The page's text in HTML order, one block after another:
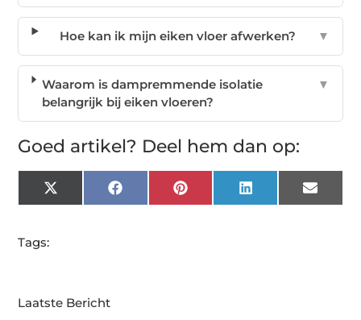
Hoe kan ik mijn eiken vloer afwerken? ▼
Waarom is dampremmende isolatie
belangrijk bij eiken vloeren?
▼
Goed artikel? Deel hem dan op:
X
(Twitter)
FacebookPinterest LinkedIn Email
Tags:
Laatste Bericht